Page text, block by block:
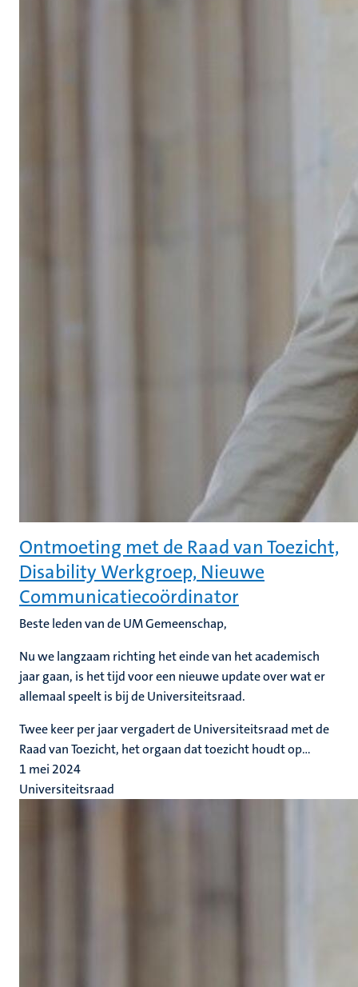
Ontmoeting met de Raad van Toezicht,
Disability Werkgroep, Nieuwe
Communicatiecoördinator
Beste leden van de UM Gemeenschap,
Nu we langzaam richting het einde van het academisch
jaar gaan, is het tijd voor een nieuwe update over wat er
allemaal speelt is bij de Universiteitsraad.
Twee keer per jaar vergadert de Universiteitsraad met de
Raad van Toezicht, het orgaan dat toezicht houdt op...
1 mei 2024
Universiteitsraad